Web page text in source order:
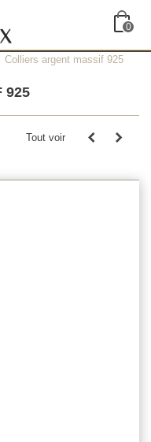
0
Colliers argent massif 925
925
Tout voir